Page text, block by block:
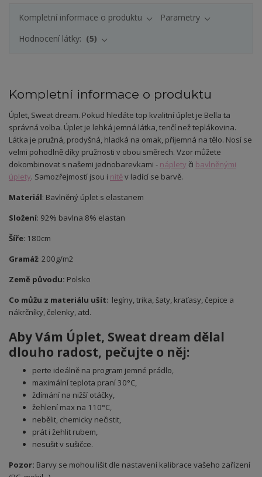
Kompletní informace o produktu
Parametry
Hodnocení látky:
5
Kompletní informace o produktu
Úplet, Sweat dream. Pokud hledáte top kvalitní úplet je Bella ta
správná volba. Úplet je lehká jemná látka, tenčí než teplákovina.
Látka je pružná, prodyšná, hladká na omak, příjemná na tělo. Nosí se
velmi pohodlně díky pružnosti v obou směrech. Vzor můžete
dokombinovat s našemi jednobarevkami - náplety či bavlněnými
úplety. Samozřejmostí jsou i nitěv ladící se barvě.
Materiál: Bavlněný úplet s elastanem
Složení: 92% bavlna 8% elastan
Šíře: 180cm
Gramáž: 200g/m2
Země původu: Polsko
Co můžu z materiálu ušít: legíny, trika, šaty, kraťasy, čepice a
nákrčníky, čelenky, atd.
Aby Vám Úplet, Sweat dream dělal
dlouho radost, pečujte o něj:
perte ideálně na program jemné prádlo,
maximální teplota praní 30°C,
ždímání na nižší otáčky,
žehlení max na 110°C,
nebělit, chemicky nečistit,
prát i žehlit rubem,
nesušit v sušičce.
Pozor: Barvy se mohou lišit dle nastavení kalibrace vašeho zařízení